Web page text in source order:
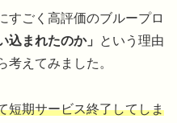
すごく高評価のブループロ
込まれたのか」
という理由
考えてみました。
短期サービス終了してしま